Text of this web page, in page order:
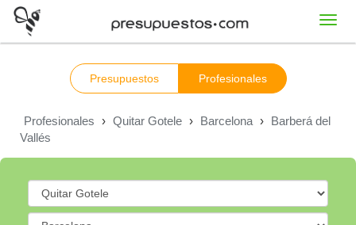
Presupuestos Profesionales
Profesionales › Quitar Gotele › Barcelona › Barberá del
Vallés